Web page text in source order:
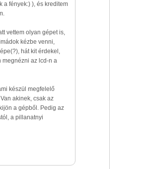
a fények:) ), és kreditem
vettem olyan gépet is,
kézbe venni,
hát kit érdekel,
megnézni az lcd-n a
készül megfelelő
akinek, csak az
a gépből. Pedig az
a pillanatnyi